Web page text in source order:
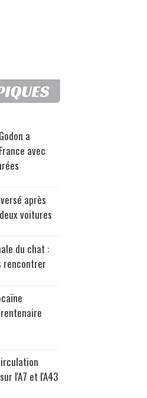
a
avec
après
voitures
du chat :
rencontrer
l'A7 et l'A43